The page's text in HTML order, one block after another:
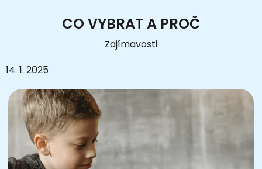
CO VYBRAT A PROČ
Zajímavosti
14. 1. 2025